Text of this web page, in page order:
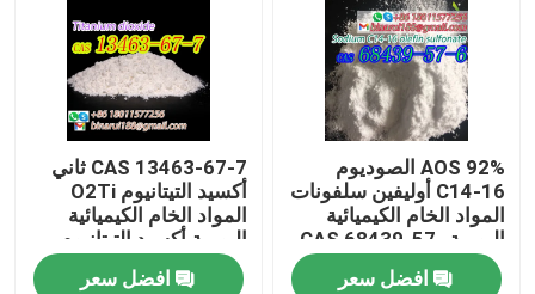
معلومات عنا
جولة في المعمل
رقابة جودة
AOS 92% الصوديوم
C14-16 أوليفين سلفونات
المواد الخام الكيميائية
اليومية CAS 68439-57-
6
افضل سعر
CAS 13463-67-7 ثاني
أكسيد التيتانيوم O2Ti
المواد الخام الكيميائية
اليومية أكسيد التيتانيوم
مسحوق أبيض
افضل سعر